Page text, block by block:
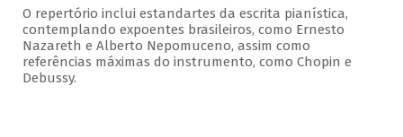
O repertório inclui estandartes da escrita pianística,
contemplando expoentes brasileiros, como Ernesto
Nazareth e Alberto Nepomuceno, assim como
referências máximas do instrumento, como Chopin e
Debussy.